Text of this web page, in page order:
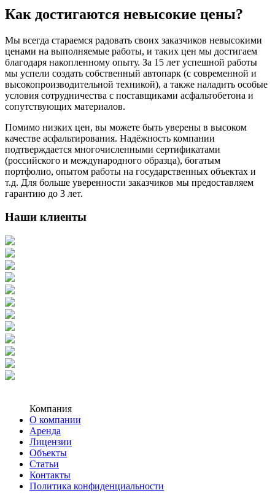
Как достигаются невысокие цены?
Мы всегда стараемся радовать своих заказчиков невысокими
ценами на выполняемые работы, и таких цен мы достигаем
благодаря накопленному опыту. За 15 лет успешной работы
мы успели создать собственный автопарк (с современной и
высокопроизводительной техникой), а также наладить особые
условия сотрудничества с поставщиками асфальтобетона и
сопутствующих материалов.
Помимо низких цен, вы можете быть уверены в высоком
качестве асфальтирования. Надёжность компании
подтверждается многочисленными сертификатами
(российского и международного образца), богатым
портфолио, опытом работы на государственных объектах и
т.д. Для больше уверенности заказчиков мы предоставляем
гарантию до 3 лет.
Наши клиенты
Компания
О компании
Аренда
Лицензии
Объекты
Статьи
Контакты
Политика конфиденциальности